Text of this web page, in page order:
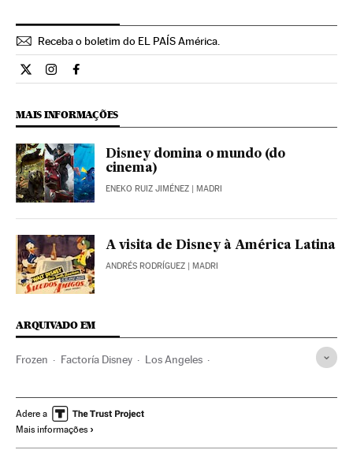
Receba o boletim do EL PAÍS América.
Economia El País Brasil en Twitter
Economia El País Brasil en Instagram
Economia El País Brasil en Facebook
MAIS INFORMAÇÕES
Disney domina o mundo (do
cinema)
ENEKO RUIZ JIMÉNEZ | MADRI
A visita de Disney à América Latina
ANDRÉS RODRÍGUEZ | MADRI
ARQUIVADO EM
Frozen Factoría Disney Los Angeles
Produção audiovisual Estados Unidos
Indústria Cinematográfica
Adere a
Mais informações